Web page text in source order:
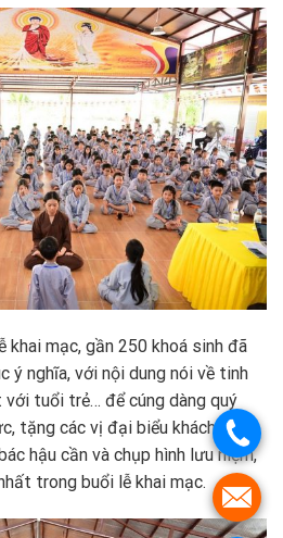
mạc, gần 250 khoá sinh đã
ý nghĩa, với nội dung nói về tinh
tuổi trẻ… để cúng dàng quý
tặng các vị đại biểu khách mời,
hậu cần và chụp hình lưu niệm,
trong buổi lễ khai mạc.
.
.